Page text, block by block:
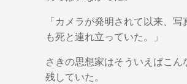
「カメラが発明されて以来、写
も死と連れ立っていた。」
さきの思想家はそういえばこん
残していた。